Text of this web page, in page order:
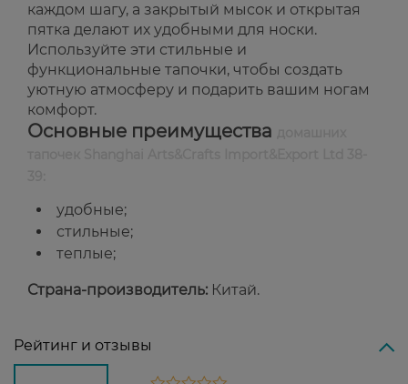
каждом шагу, а закрытый мысок и открытая
пятка делают их удобными для носки.
Используйте эти стильные и
функциональные тапочки, чтобы создать
уютную атмосферу и подарить вашим ногам
комфорт.
Основные преимущества
удобные;
стильные;
теплые;
Страна-производитель: Китай.
Рейтинг и отзывы